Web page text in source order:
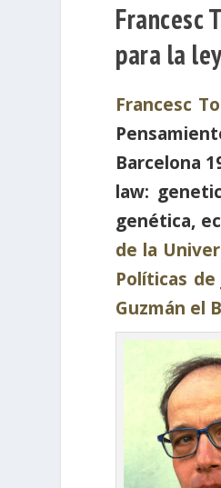
Francesc
para la
Francesc
Barcelona
law:
genética,
de la
Políticas de
Guzmán el